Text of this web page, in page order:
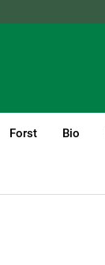
Forst Bio